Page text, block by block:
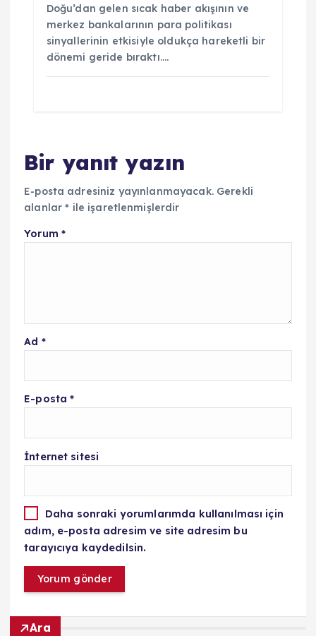
Doğu’dan gelen sıcak haber akışının ve
merkez bankalarının para politikası
sinyallerinin etkisiyle oldukça hareketli bir
dönemi geride bıraktı.…
Bir yanıt yazın
E-posta adresiniz yayınlanmayacak. Gerekli
alanlar* ile işaretlenmişlerdir
Yorum *
Ad *
E-posta*
İnternet sitesi
Daha sonraki yorumlarımda kullanılması için
adım, e-posta adresim ve site adresim bu
tarayıcıya kaydedilsin.
Ara